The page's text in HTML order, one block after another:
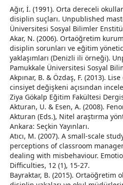
Ağır, İ. (1991). Orta dereceli
disiplin suçları. Unpublished
Üniversitesi Sosyal Bilimler
Akar, N. (2006). Ortaöğretim
disiplin sorunları ve eğitim
yaklaşımları (Denizli ili örneği).
Pamukkale Üniversitesi Sosyal
Akpınar, B. & Özdaş, F. (2013).
cinsiyet değişkeni açısından
Ziya Gökalp Eğitim Fakültesi
Akturan, U. & Esen, A. (2008).
Akturan (Eds.), Nitel araştırma
Ankara: Seçkin Yayınları.
Atıcı, M. (2007). A small-scale
perceptions of classroom
dealing with misbehaviour.
Difficulties, 12 (1), 15-27.
Bayraktar, B. (2015). Ortaöğretim